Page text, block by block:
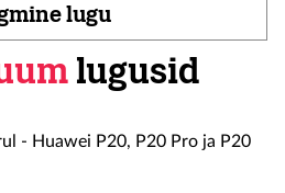
lugu
lugusid
- Huawei P20, P20 Pro ja P20